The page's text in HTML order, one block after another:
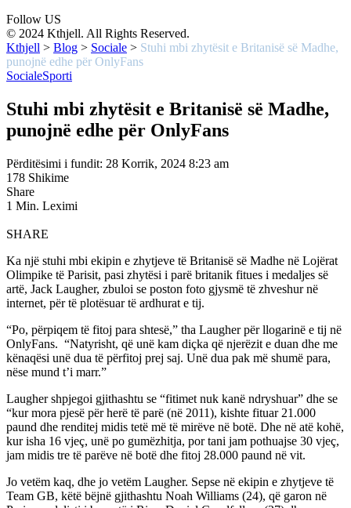
Follow US
© 2024 Kthjell. All Rights Reserved.
Kthjell > Blog > Sociale > Stuhi mbi zhytësit e Britanisë së Madhe,
punojnë edhe për OnlyFans
SocialeSporti
Stuhi mbi zhytësit e Britanisë së Madhe,
punojnë edhe për OnlyFans
Përditësimi i fundit: 28 Korrik, 2024 8:23 am
178 Shikime
Share
1 Min. Leximi
SHARE
Ka një stuhi mbi ekipin e zhytjeve të Britanisë së Madhe në Lojërat
Olimpike të Parisit, pasi zhytësi i parë britanik fitues i medaljes së
artë, Jack Laugher, zbuloi se poston foto gjysmë të zhveshur në
internet, për të plotësuar të ardhurat e tij.
“Po, përpiqem të fitoj para shtesë,” tha Laugher për llogarinë e tij në
OnlyFans. “Natyrisht, që unë kam diçka që njerëzit e duan dhe me
kënaqësi unë dua të përfitoj prej saj. Unë dua pak më shumë para,
nëse mund t’i marr.”
Laugher shpjegoi gjithashtu se “fitimet nuk kanë ndryshuar” dhe se
“kur mora pjesë për herë të parë (në 2011), kishte fituar 21.000
paund dhe renditej midis tetë më të mirëve në botë. Dhe në atë kohë,
kur isha 16 vjeç, unë po gumëzhitja, por tani jam pothuajse 30 vjeç,
jam midis tre të parëve në botë dhe fitoj 28.000 paund në vit.
Jo vetëm kaq, dhe jo vetëm Laugher. Sepse në ekipin e zhytjeve të
Team GB, këtë bëjnë gjithashtu Noah Williams (24), që garon në